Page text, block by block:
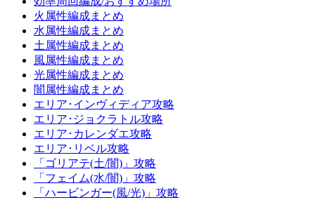
火属性編成まとめ
水属性編成まとめ
土属性編成まとめ
風属性編成まとめ
光属性編成まとめ
闇属性編成まとめ
エリア･インヴィディア攻略
エリア･ジョクラトル攻略
エリア･カレンダエ攻略
エリア･リベル攻略
「ゴリアテ(土/闇)」攻略
「フェイム(水/闇)」攻略
「ハービンガー(風/光)」攻略